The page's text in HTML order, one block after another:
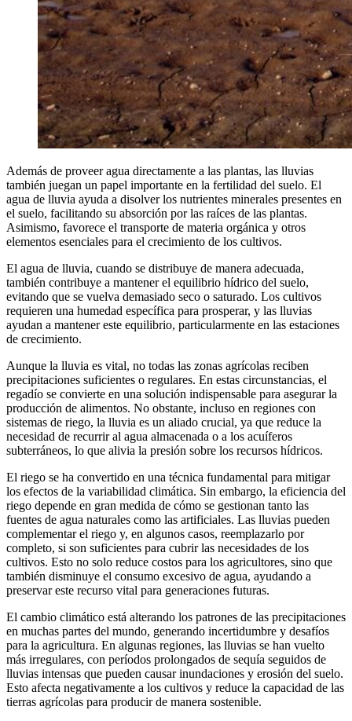
Además de proveer agua directamente a las plantas, las lluvias
también juegan un papel importante en la fertilidad del suelo. El
agua de lluvia ayuda a disolver los nutrientes minerales presentes en
el suelo, facilitando su absorción por las raíces de las plantas.
Asimismo, favorece el transporte de materia orgánica y otros
elementos esenciales para el crecimiento de los cultivos.
El agua de lluvia, cuando se distribuye de manera adecuada,
también contribuye a mantener el equilibrio hídrico del suelo,
evitando que se vuelva demasiado seco o saturado. Los cultivos
requieren una humedad específica para prosperar, y las lluvias
ayudan a mantener este equilibrio, particularmente en las estaciones
de crecimiento.
Aunque la lluvia es vital, no todas las zonas agrícolas reciben
precipitaciones suficientes o regulares. En estas circunstancias, el
regadío se convierte en una solución indispensable para asegurar la
producción de alimentos. No obstante, incluso en regiones con
sistemas de riego, la lluvia es un aliado crucial, ya que reduce la
necesidad de recurrir al agua almacenada o a los acuíferos
subterráneos, lo que alivia la presión sobre los recursos hídricos.
El riego se ha convertido en una técnica fundamental para mitigar
los efectos de la variabilidad climática. Sin embargo, la eficiencia del
riego depende en gran medida de cómo se gestionan tanto las
fuentes de agua naturales como las artificiales. Las lluvias pueden
complementar el riego y, en algunos casos, reemplazarlo por
completo, si son suficientes para cubrir las necesidades de los
cultivos. Esto no solo reduce costos para los agricultores, sino que
también disminuye el consumo excesivo de agua, ayudando a
preservar este recurso vital para generaciones futuras.
El cambio climático está alterando los patrones de las precipitaciones
en muchas partes del mundo, generando incertidumbre y desafíos
para la agricultura. En algunas regiones, las lluvias se han vuelto
más irregulares, con períodos prolongados de sequía seguidos de
lluvias intensas que pueden causar inundaciones y erosión del suelo.
Esto afecta negativamente a los cultivos y reduce la capacidad de las
tierras agrícolas para producir de manera sostenible.